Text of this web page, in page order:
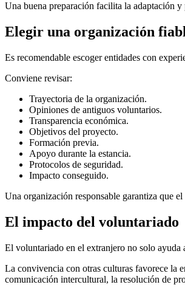
Una buena preparación facilita la adaptación
Elegir una organización
Es recomendable escoger entidades con
Conviene revisar:
Trayectoria de la organización.
Opiniones de antiguos voluntarios.
Transparencia económica.
Objetivos del proyecto.
Formación previa.
Apoyo durante la estancia.
Protocolos de seguridad.
Impacto conseguido.
Una organización responsable garantiza que
El impacto del voluntariado
El voluntariado en el extranjero no solo ayuda
La convivencia con otras culturas favorece la
comunicación intercultural, la resolución de